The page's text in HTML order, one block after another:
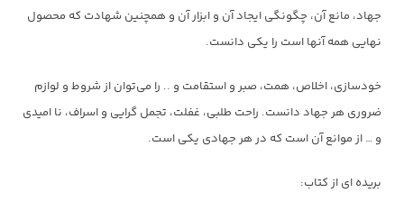
جهاد، مانع آن، چگونگی ایجاد آن و ابزار آن و همچنین شهادت که محصول
نهایی همه آنها است را یکی دانست.
خودسازی، اخلاص، همت، صبر و استقامت و .. را می‌توان از شروط و لوازم
ضروری هر جهاد دانست. راحت طلبی، غفلت، تجمل گرایی و اسراف، نا امیدی
و … از موانع آن است که در هر جهادی یکی است.
بریده ای از کتاب: